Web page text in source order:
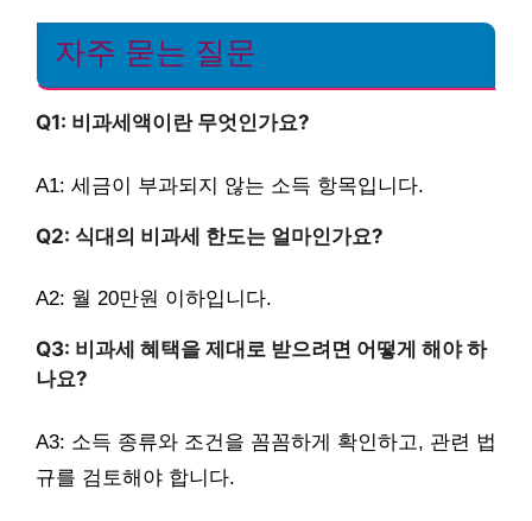
자주 묻는 질문
Q1: 비과세액이란 무엇인가요?
A1: 세금이 부과되지 않는 소득 항목입니다.
Q2: 식대의 비과세 한도는 얼마인가요?
A2: 월 20만원 이하입니다.
Q3: 비과세 혜택을 제대로 받으려면 어떻게 해야 하
나요?
A3: 소득 종류와 조건을 꼼꼼하게 확인하고, 관련 법
규를 검토해야 합니다.